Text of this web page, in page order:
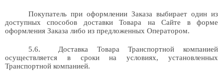
Покупатель при оформлении Заказа выбирает один из
доступных способов доставки Товара на Сайте в форме
оформления Заказа либо из предложенных Оператором.
5.6.
Доставка Товара Транспортной компанией
осуществляется в сроки на условиях, установленных
Транспортной компанией.